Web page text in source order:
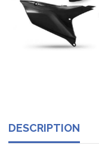
DESCRIPTION